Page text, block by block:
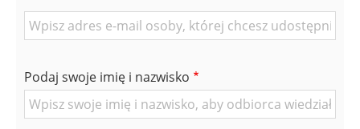
E-
znajomej
Osoby
Podaj swoje imię i nazwisko